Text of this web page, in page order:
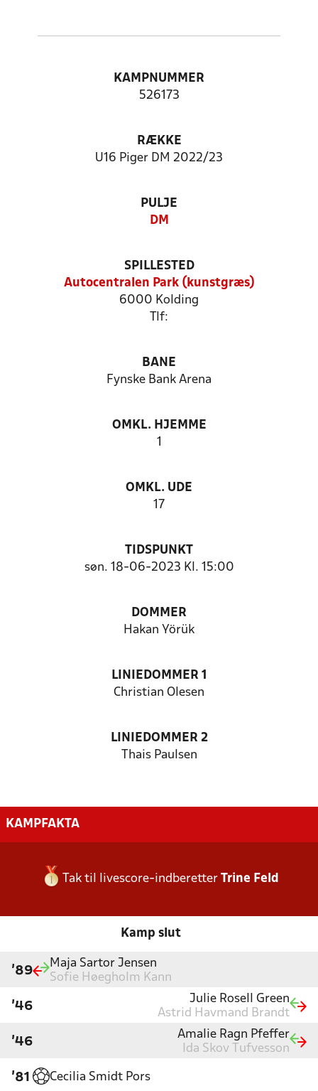
KAMPNUMMER
526173
RÆKKE
U16 Piger DM 2022/23
PULJE
DM
SPILLESTED
Autocentralen Park (kunstgræs)
6000 Kolding
Tlf:
BANE
Fynske Bank Arena
OMKL. HJEMME
1
OMKL. UDE
17
TIDSPUNKT
søn. 18-06-2023 Kl. 15:00
DOMMER
Hakan Yörük
LINIEDOMMER 1
Christian Olesen
LINIEDOMMER 2
Thais Paulsen
KAMPFAKTA
Tak til livescore-indberetter Trine Feld
Kamp slut
'89
Maja Sartor Jensen
Sofie Høegholm Kann
'46
Julie Rosell Green
Astrid Havmand Brandt
'46
Amalie Ragn Pfeffer
Ida Skov Tufvesson
'81 Cecilia Smidt Pors